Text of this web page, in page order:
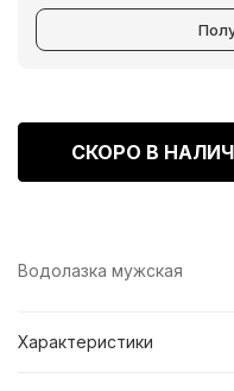
СКОРО В
Водолазка мужская
Характеристики